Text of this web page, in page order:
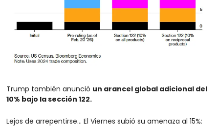
Trump también anunció un arancel global adicional del
10% bajo la sección 122.
Lejos de arrepentirse… El Viernes subió su amenaza al 15%: